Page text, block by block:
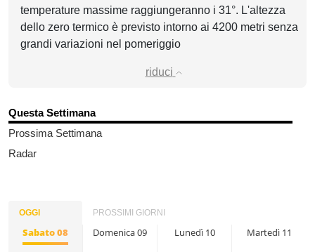
temperature massime raggiungeranno i 31°. L'altezza
dello zero termico è previsto intorno ai 4200 metri senza
grandi variazioni nel pomeriggio
riduci
Questa Settimana
Prossima Settimana
Radar
OGGI PROSSIMI GIORNI
Sabato 08 Domenica 09 Lunedì 10 Martedì 11